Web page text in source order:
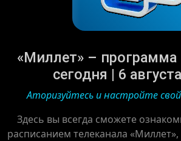
«Миллет» – программа
сегодня | 6
Аторизуйтесь и настройте свой
Здесь вы всегда сможете
расписанием телеканала